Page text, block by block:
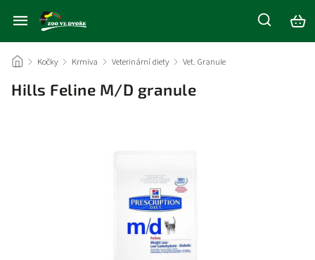
/ Kočky / Krmiva / Veterinární diety / Vet. Granule
Hills Feline M/D granule